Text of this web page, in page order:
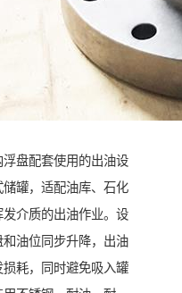
盘配套使用的出油设
罐，适配油库、石化
介质的出油作业。设
油位同步升降，出油
耗，同时避免吸入罐